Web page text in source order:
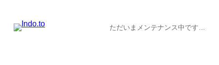
ただいまメンテナンス中です…